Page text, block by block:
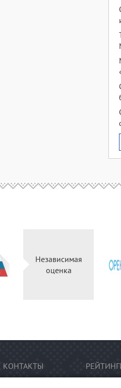
Независимая
оценка
КОНТАКТЫ